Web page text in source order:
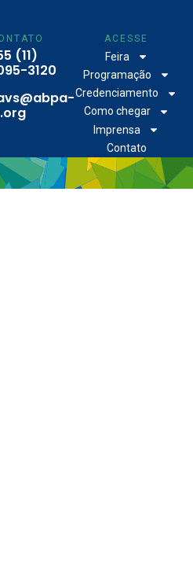
(11)
3120
ACESSE
Feira
Programação
Credenciamento
Como chegar
Imprensa
Contato